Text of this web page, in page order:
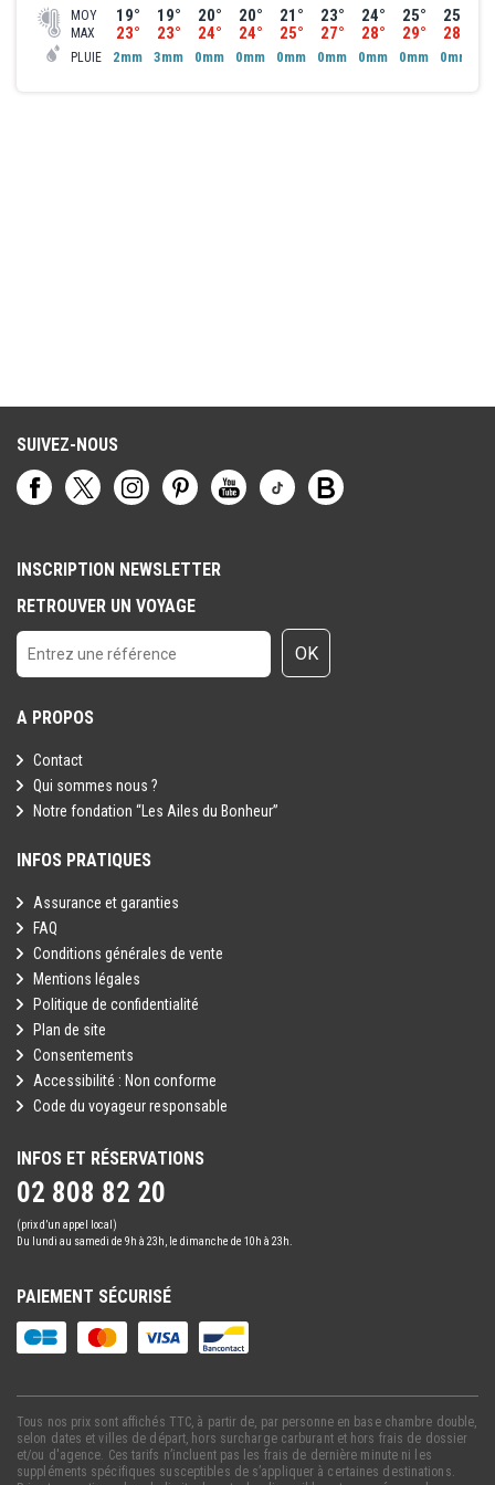
MOY
MAX
PLUIE
19°
23°
2mm
19°
23°
3mm
20°
24°
0mm
20°
24°
0mm
21°
25°
0mm
23°
27°
0mm
24°
28°
0mm
25°
29°
0mm
25°
28°
0mm
SUIVEZ-NOUS
INSCRIPTION NEWSLETTER
RETROUVER UN VOYAGE
OK
A PROPOS
Contact
Qui sommes nous ?
Notre fondation “Les Ailes du Bonheur”
INFOS PRATIQUES
Assurance et garanties
FAQ
Conditions générales de vente
Mentions légales
Politique de confidentialité
Plan de site
Consentements
Accessibilité : Non conforme
Code du voyageur responsable
INFOS ET RÉSERVATIONS
02 808 82 20
(prix d’un appel local)
Du lundi au samedi de 9h à 23h, le dimanche de 10h à 23h.
PAIEMENT SÉCURISÉ
Tous nos prix sont affichés TTC, à partir de, par personne en base chambre double,
selon dates et villes de départ, hors surcharge carburant et hors frais de dossier
et/ou d'agence. Ces tarifs n’incluent pas les frais de dernière minute ni les
suppléments spécifiques susceptibles de s’appliquer à certaines destinations.